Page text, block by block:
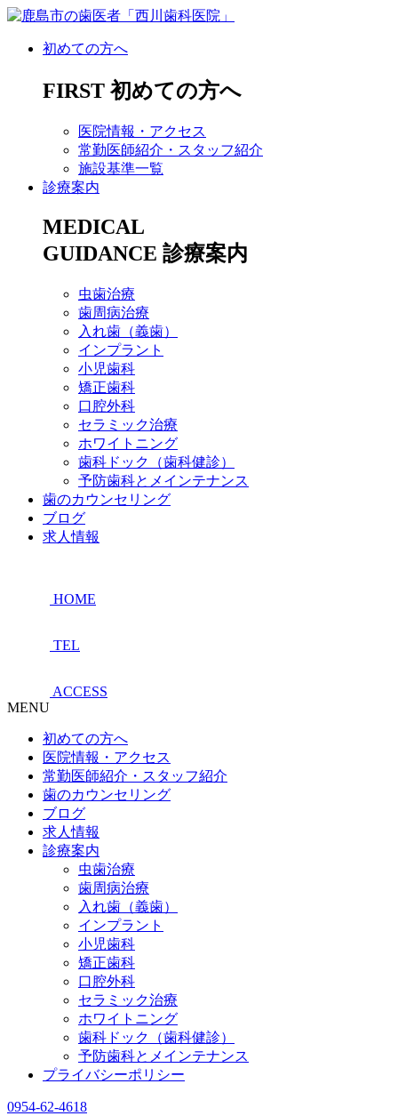
初めての方へ
FIRST 初めての方へ
医院情報・アクセス
常勤医師紹介・スタッフ紹介
施設基準一覧
診療案内
MEDICAL
GUIDANCE 診療案内
虫歯治療
歯周病治療
入れ歯（義歯）
インプラント
小児歯科
矯正歯科
口腔外科
セラミック治療
ホワイトニング
歯科ドック（歯科健診）
予防歯科とメインテナンス
歯のカウンセリング
ブログ
求人情報
HOME
TEL
ACCESS
MENU
初めての方へ
医院情報・アクセス
常勤医師紹介・スタッフ紹介
歯のカウンセリング
ブログ
求人情報
診療案内
虫歯治療
歯周病治療
入れ歯（義歯）
インプラント
小児歯科
矯正歯科
口腔外科
セラミック治療
ホワイトニング
歯科ドック（歯科健診）
予防歯科とメインテナンス
プライバシーポリシー
0954-62-4618